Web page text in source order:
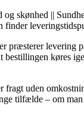
skønhed ||
præsterer levering
bestillingen køres
uden
tilfælde – om